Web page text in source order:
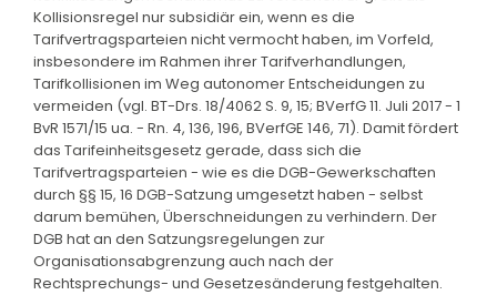
Kollisionsregel nur subsidiär ein, wenn es die
Tarifvertragsparteien nicht vermocht haben, im Vorfeld,
insbesondere im Rahmen ihrer Tarifverhandlungen,
Tarifkollisionen im Weg autonomer Entscheidungen zu
vermeiden (vgl. BT-Drs. 18/4062 S. 9, 15; BVerfG 11. Juli 2017 - 1
BvR 1571/15 ua. - Rn. 4, 136, 196, BVerfGE 146, 71). Damit fördert
das Tarifeinheitsgesetz gerade, dass sich die
Tarifvertragsparteien - wie es die DGB-Gewerkschaften
durch §§ 15, 16 DGB-Satzung umgesetzt haben - selbst
darum bemühen, Überschneidungen zu verhindern. Der
DGB hat an den Satzungsregelungen zur
Organisationsabgrenzung auch nach der
Rechtsprechungs- und Gesetzesänderung festgehalten.